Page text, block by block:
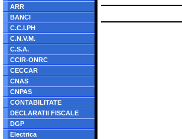
ARR
BANCI
C.C.I.PH
C.N.V.M.
C.S.A.
CCIR-ONRC
CECCAR
CNAS
CNPAS
CONTABILITATE
DECLARATII FISCALE
DGP
Electrica